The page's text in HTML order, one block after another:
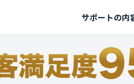
サポートの内